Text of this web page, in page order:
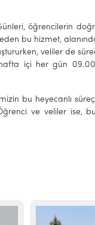
öğrencilerin
bu hizmet,
veliler de
içi her gün
bu heyecanlı
ve veliler ise,